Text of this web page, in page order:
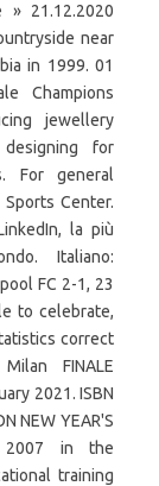
» 21.12.2020
near
in 1999. 01
Champions
jewellery
for
For general
Center.
la più
Italiano:
FC 2-1, 23
to celebrate,
correct
FINALE
2021. ISBN
NEW YEAR'S
2007 in the
training